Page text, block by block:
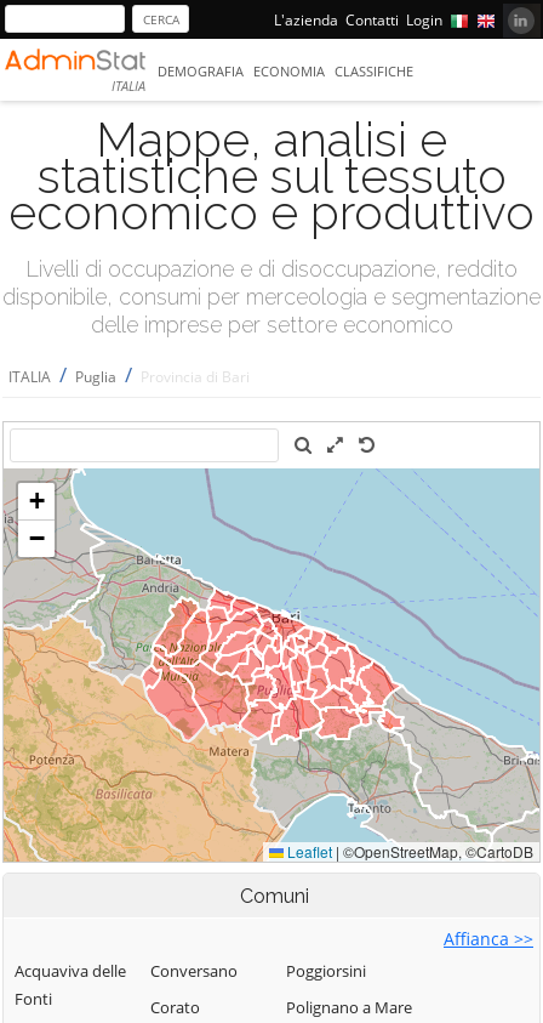
L'azienda Contatti Login
ITALIA
DEMOGRAFIA ECONOMIA CLASSIFICHE
Mappe, analisi e
statistiche sul tessuto
economico e produttivo
Livelli di occupazione e di disoccupazione, reddito
disponibile, consumi per merceologia e segmentazione
delle imprese per settore economico
ITALIA / Puglia / Provincia di Bari
Comuni
Affianca >>
Acquaviva delle
Fonti
Conversano
Corato
Poggiorsini
Polignano a Mare